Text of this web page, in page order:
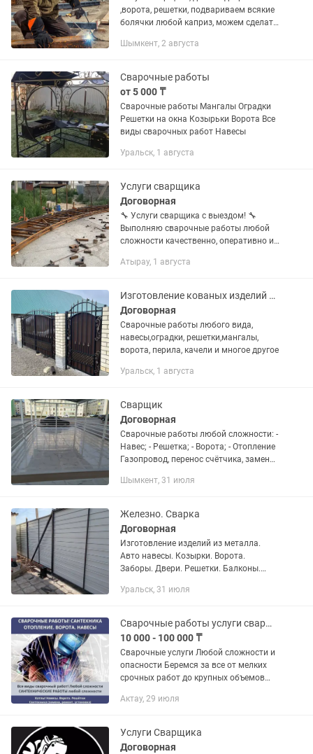
,ворота, решетки, подвариваем всякие
болячки любой каприз, можем сделать
оперативно.
Шымкент, 2 августа
Сварочные работы
от 5 000 ₸
Сварочные работы Мангалы Оградки
Решетки на окна Козырьки Ворота Все
виды сварочных работ Навесы
Уральск, 1 августа
Услуги сварщика
Договорная
🔧 Услуги сварщика с выездом! 🔧
Выполняю сварочные работы любой
сложности качественно, оперативно и
монтаж металлоконструкций ✅ Сварка
Атырау, 1 августа
Изготовление кованых изделий на заказ
Договорная
Сварочные работы любого вида,
навесы,оградки, решетки,мангалы,
ворота, перила, качели и многое другое
Уральск, 1 августа
Сварщик
Договорная
Сварочные работы любой сложности: -
Навес; - Решетка; - Ворота; - Отопление
Газопровод, перенос счётчика, замена
Кез келген дәнекерлеу жұмыстары!
Шымкент, 31 июля
Железно. Сварка
Договорная
Изготовление изделий из металла.
Авто навесы. Козырки. Ворота.
Заборы. Двери. Решетки. Балконы.
Уральск, 31 июля
Сварочные работы услуги сварщика сварка любой сложности
10 000 - 100 000 ₸
Сварочные услуги Любой сложности и
опасности Беремся за все от мелких
срочных работ до крупных объемов
ворота, решетки, лестницы, навесы,
Актау, 29 июля
Услуги Сварщика
Договорная